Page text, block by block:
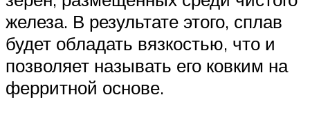
железа. В результате этого, сплав
будет обладать вязкостью, что и
позволяет называть его ковким на
ферритной основе.